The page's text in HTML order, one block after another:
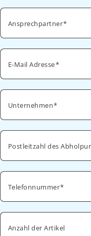
Ansprechpartner
E-Mail Adresse
Unternehmen
Postleitzahl des
Telefonnummer
Anzahl der Artikel